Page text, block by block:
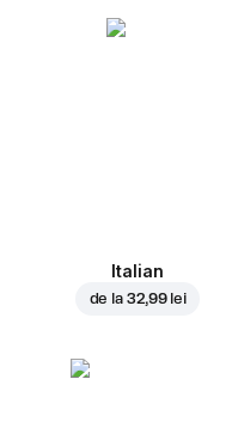
Italian
de la 32,99 lei